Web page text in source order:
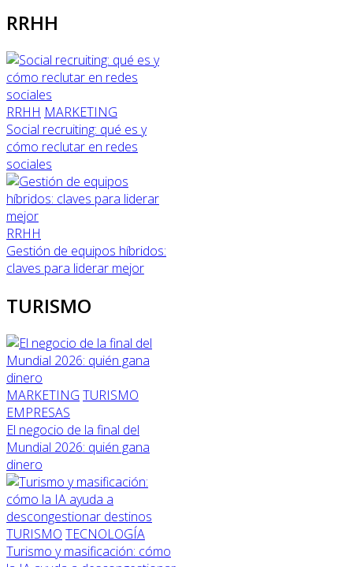
RRHH
RRHH MARKETING
Social recruiting: qué es y
cómo reclutar en redes
sociales
RRHH
Gestión de equipos híbridos:
claves para liderar mejor
TURISMO
MARKETING TURISMO
EMPRESAS
El negocio de la final del
Mundial 2026: quién gana
dinero
TURISMO TECNOLOGÍA
Turismo y masificación: cómo